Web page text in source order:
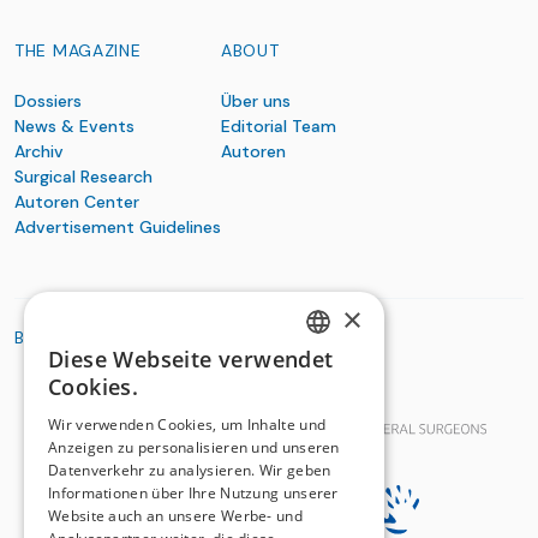
THE MAGAZINE
Dossiers
News & Events
Archiv
Surgical Research
Autoren Center
Advertisement Guidelines
ABOUT
Über uns
Editorial Team
Autoren
BASIC ORGANIZATIONS
GERMAN
×
Diese Webseite verwendet
Cookies.
Wir verwenden Cookies, um Inhalte und
Anzeigen zu personalisieren und unseren
Datenverkehr zu analysieren. Wir geben
Informationen über Ihre Nutzung unserer
Website auch an unsere Werbe- und